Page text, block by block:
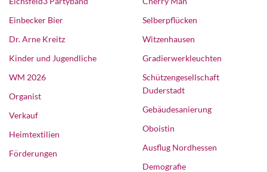
Einbecker Bier
Dr. Arne Kreitz
Kinder und Jugendliche
WM 2026
Organist
Verkauf
Heimtextilien
Förderungen
Selberpflücken
Witzenhausen
Gradierwerkleuchten
Schützengesellschaft
Duderstadt
Gebäudesanierung
Oboistin
Ausflug Nordhessen
Demografie